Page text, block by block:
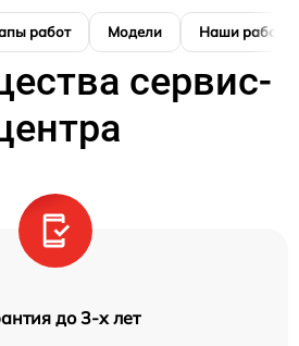
работ Модели Наши работы
сервис-
до 3-х лет